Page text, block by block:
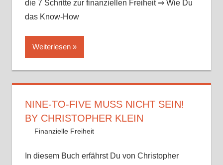
die 7 Schritte zur finanziellen Freiheit ⇒ Wie Du
das Know-How
Weiterlesen
NINE-TO-FIVE MUSS NICHT SEIN!
BY CHRISTOPHER KLEIN
12. August 2017
Mike
Finanzielle Freiheit
In diesem Buch erfährst Du von Christopher